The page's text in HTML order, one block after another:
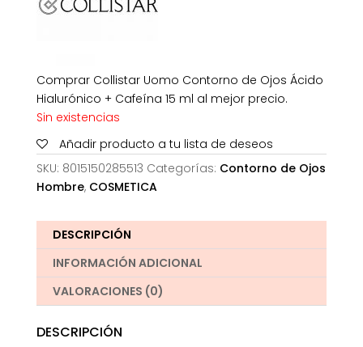
Comprar Collistar Uomo Contorno de Ojos Ácido
Hialurónico + Cafeína 15 ml al mejor precio.
Sin existencias
Añadir producto a tu lista de deseos
SKU: 8015150285513 Categorías: Contorno de Ojos
Hombre, COSMETICA
DESCRIPCIÓN
INFORMACIÓN ADICIONAL
VALORACIONES (0)
DESCRIPCIÓN